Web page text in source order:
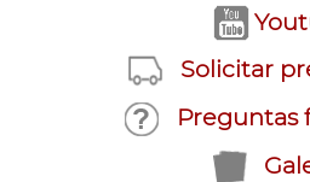
Solicitar
Preguntas